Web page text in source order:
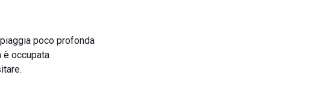
poco profonda
è occupata